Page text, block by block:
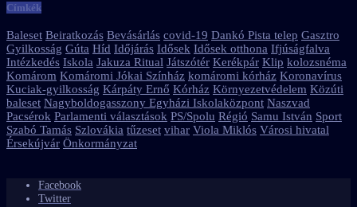
Címkék
Baleset Beiratkozás Bevásárlás covid-19 Dankó Pista telep Gasztro
Gyilkosság Gúta Híd Időjárás Idősek Idősek otthona Ifjúságfalva
Intézkedés Iskola Jakuza Ritual Játszótér Kerékpár Klip kolozsnéma
Komárom Komáromi Jókai Színház komáromi kórház Koronavírus
Kuciak-gyilkosság Kárpáty Ernő Kórház Környezetvédelem Közúti
baleset Nagyboldogasszony Egyházi Iskolaközpont Naszvad
Pacsérok Parlamenti választások PS/Spolu Régió Samu István Sport
Szabó Tamás Szlovákia tűzeset vihar Viola Miklós Városi hivatal
Érsekújvár Önkormányzat
Facebook
Twitter